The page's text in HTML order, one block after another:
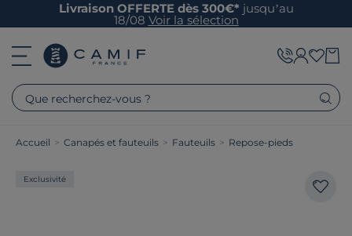
Livraison OFFERTE dès 300€* jusqu’au
18/08 Voir la sélection
Que recherchez-vous ?
Accueil > Canapés et fauteuils > Fauteuils > Repose-pieds
Exclusivité